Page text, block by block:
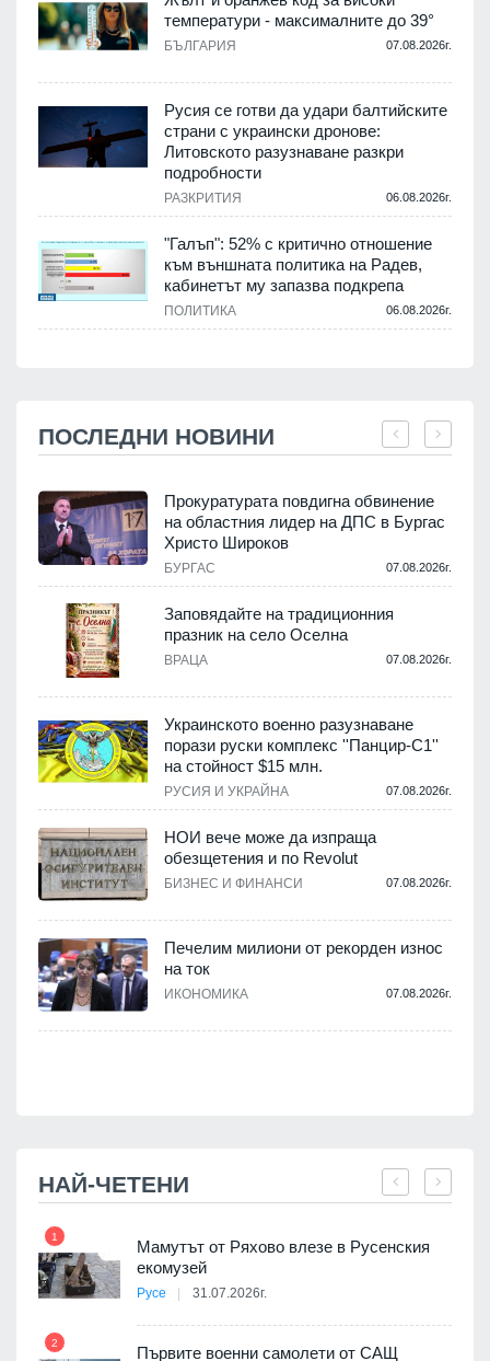
температури - максималните до 39°
БЪЛГАРИЯ 07.08.2026г.
Русия се готви да удари балтийските
страни с украински дронове:
Литовското разузнаване разкри
подробности
РАЗКРИТИЯ 06.08.2026г.
"Галъп": 52% с критично отношение
към външната политика на Радев,
кабинетът му запазва подкрепа
ПОЛИТИКА 06.08.2026г.
ПОСЛЕДНИ НОВИНИ
Прокуратурата повдигна обвинение
на областния лидер на ДПС в Бургас
Христо Широков
БУРГАС 07.08.2026г.
Заповядайте на традиционния
празник на село Оселна
ВРАЦА 07.08.2026г.
Украинското военно разузнаване
порази руски комплекс ''Панцир-С1''
на стойност $15 млн.
РУСИЯ И УКРАЙНА 07.08.2026г.
НОИ вече може да изпраща
обезщетения и по Revolut
БИЗНЕС И ФИНАНСИ 07.08.2026г.
Печелим милиони от рекорден износ
на ток
ИКОНОМИКА 07.08.2026г.
НАЙ-ЧЕТЕНИ
1
Мамутът от Ряхово влезе в Русенския
екомузей
Русе 31.07.2026г.
2
Първите военни самолети от САЩ